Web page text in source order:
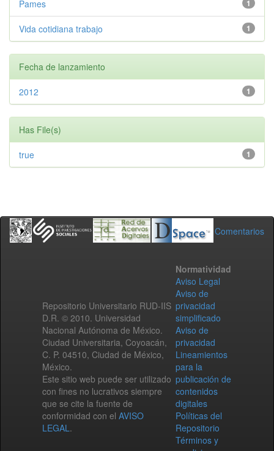
1
Pames
1
Vida cotidiana trabajo
Fecha de lanzamiento
1
2012
Has File(s)
1
true
Comentarios
Repositorio Universitario RUD-IIS
D.R. © 2010. Universidad
Nacional Autónoma de México.
Ciudad Universitaria, Coyoacán,
C. P. 04510, Ciudad de México,
México.
Este sitio web puede ser utilizado
con fines no lucrativos siempre
que se cite la fuente de
conformidad con el AVISO
LEGAL.
Normatividad
Aviso Legal
Aviso de
privacidad
simplificado
Aviso de
privacidad
Lineamientos
para la
publicación de
contenidos
digitales
Políticas del
Repositorio
Términos y